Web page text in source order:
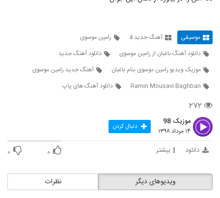
دانلود آهنگ هادی مستان مست و خراب
(Hadi Mastan Masto Kharab)
موزیک زیبای به درک از ارسلان فهیمی
5331
دانلود آهنگ شیدایی (به همراه مصطفی
شریفی) از امیر سهرابی
۲۸۲ بازدید
همراه متن ترانه
موسیقی آهنگ جدید 4
رامین موسوی
دانلود آهنگ باغبان از رامین موسوی
دانلود آهنگ جدید
موزیک ویدیو رامین موسوی بنام باغبان
آهنگ جدید رامین موسوی
Ramin Mousavi Baghban
دانلود آهنگ های پاپ
۲۷۲
موزیک 98
۱۴ مرداد ۱۳۹۸ دنبال کردن
دانلود بیشتر ۰ ۰
نظرات ویدیوهای دیگر